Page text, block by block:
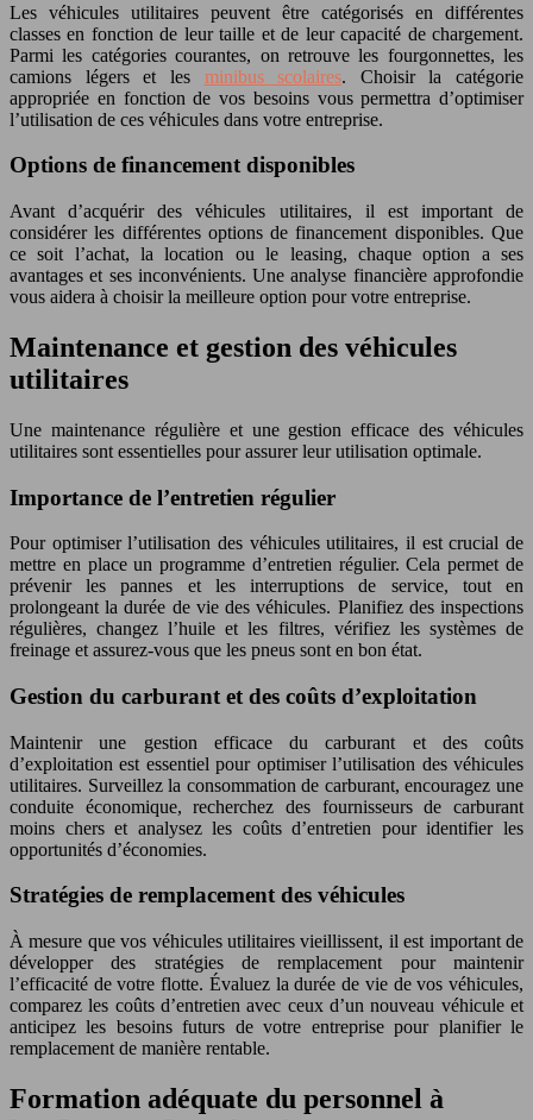
Les véhicules utilitaires peuvent être catégorisés en différentes
classes en fonction de leur taille et de leur capacité de chargement.
Parmi les catégories courantes, on retrouve les fourgonnettes, les
camions légers et les minibus scolaires. Choisir la catégorie
appropriée en fonction de vos besoins vous permettra d’optimiser
l’utilisation de ces véhicules dans votre entreprise.
Options de financement disponibles
Avant d’acquérir des véhicules utilitaires, il est important de
considérer les différentes options de financement disponibles. Que
ce soit l’achat, la location ou le leasing, chaque option a ses
avantages et ses inconvénients. Une analyse financière approfondie
vous aidera à choisir la meilleure option pour votre entreprise.
Maintenance et gestion des véhicules
utilitaires
Une maintenance régulière et une gestion efficace des véhicules
utilitaires sont essentielles pour assurer leur utilisation optimale.
Importance de l’entretien régulier
Pour optimiser l’utilisation des véhicules utilitaires, il est crucial de
mettre en place un programme d’entretien régulier. Cela permet de
prévenir les pannes et les interruptions de service, tout en
prolongeant la durée de vie des véhicules. Planifiez des inspections
régulières, changez l’huile et les filtres, vérifiez les systèmes de
freinage et assurez-vous que les pneus sont en bon état.
Gestion du carburant et des coûts d’exploitation
Maintenir une gestion efficace du carburant et des coûts
d’exploitation est essentiel pour optimiser l’utilisation des véhicules
utilitaires. Surveillez la consommation de carburant, encouragez une
conduite économique, recherchez des fournisseurs de carburant
moins chers et analysez les coûts d’entretien pour identifier les
opportunités d’économies.
Stratégies de remplacement des véhicules
À mesure que vos véhicules utilitaires vieillissent, il est important de
développer des stratégies de remplacement pour maintenir
l’efficacité de votre flotte. Évaluez la durée de vie de vos véhicules,
comparez les coûts d’entretien avec ceux d’un nouveau véhicule et
anticipez les besoins futurs de votre entreprise pour planifier le
remplacement de manière rentable.
Formation adéquate du personnel à